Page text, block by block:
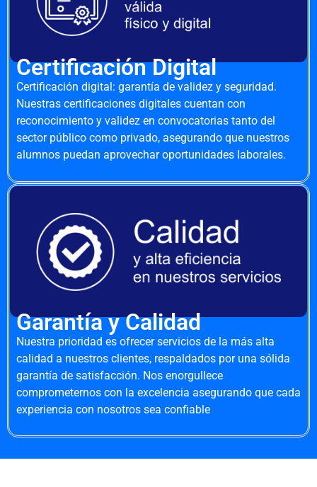
Certificación Digital
Certificación digital: garantía de validez y seguridad.
Nuestras certificaciones digitales cuentan con
reconocimiento y validez en convocatorias tanto del
sector público como privado, asegurando que nuestros
alumnos puedan aprovechar oportunidades laborales.
Garantía y Calidad
Nuestra prioridad es ofrecer servicios de la más alta
calidad a nuestros clientes, respaldados por una sólida
garantía de satisfacción. Nos enorgullece
comprometernos con la excelencia asegurando que cada
experiencia con nosotros sea confiable